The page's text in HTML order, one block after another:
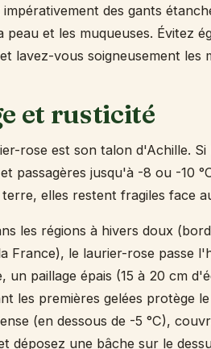
des gants
et les muqueuses. Évitez
lavez-vous soigneusement les
et rusticité
rose est son talon d'Achille.
passagères jusqu'à -8 ou -10
elles restent fragiles face
les régions à hivers doux
France), le laurier-rose passe
un paillage épais (15 à 20 cm
les premières gelées protège
(en dessous de -5 °C),
déposez une bâche sur le